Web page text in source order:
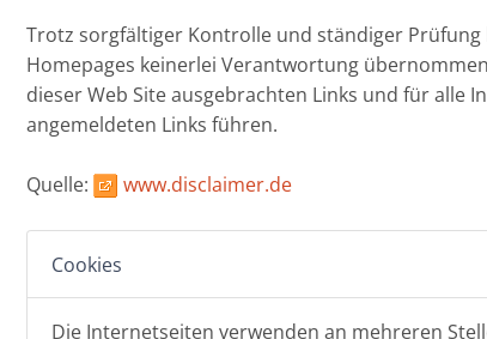
Trotz sorgfältiger Kontrolle und ständiger
Homepages keinerlei Verantwortung
dieser Web Site ausgebrachten Links und für alle
angemeldeten Links führen.
Quelle: www.disclaimer.de
Cookies
Die Internetseiten verwenden an mehreren